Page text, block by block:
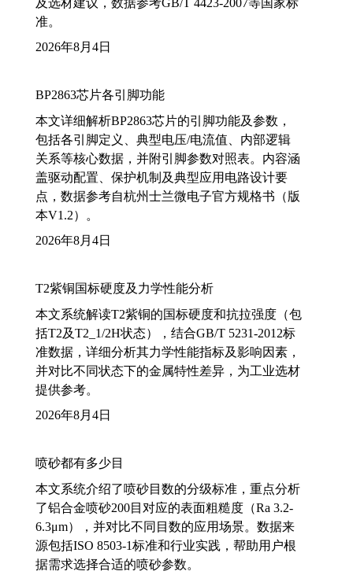
及选材建议，数据参考GB/T 4423-2007等国家标
准。
2026年8月4日
BP2863芯片各引脚功能
本文详细解析BP2863芯片的引脚功能及参数，
包括各引脚定义、典型电压/电流值、内部逻辑
关系等核心数据，并附引脚参数对照表。内容涵
盖驱动配置、保护机制及典型应用电路设计要
点，数据参考自杭州士兰微电子官方规格书（版
本V1.2）。
2026年8月4日
T2紫铜国标硬度及力学性能分析
本文系统解读T2紫铜的国标硬度和抗拉强度（包
括T2及T2_1/2H状态），结合GB/T 5231-2012标
准数据，详细分析其力学性能指标及影响因素，
并对比不同状态下的金属特性差异，为工业选材
提供参考。
2026年8月4日
喷砂都有多少目
本文系统介绍了喷砂目数的分级标准，重点分析
了铝合金喷砂200目对应的表面粗糙度（Ra 3.2-
6.3μm），并对比不同目数的应用场景。数据来
源包括ISO 8503-1标准和行业实践，帮助用户根
据需求选择合适的喷砂参数。